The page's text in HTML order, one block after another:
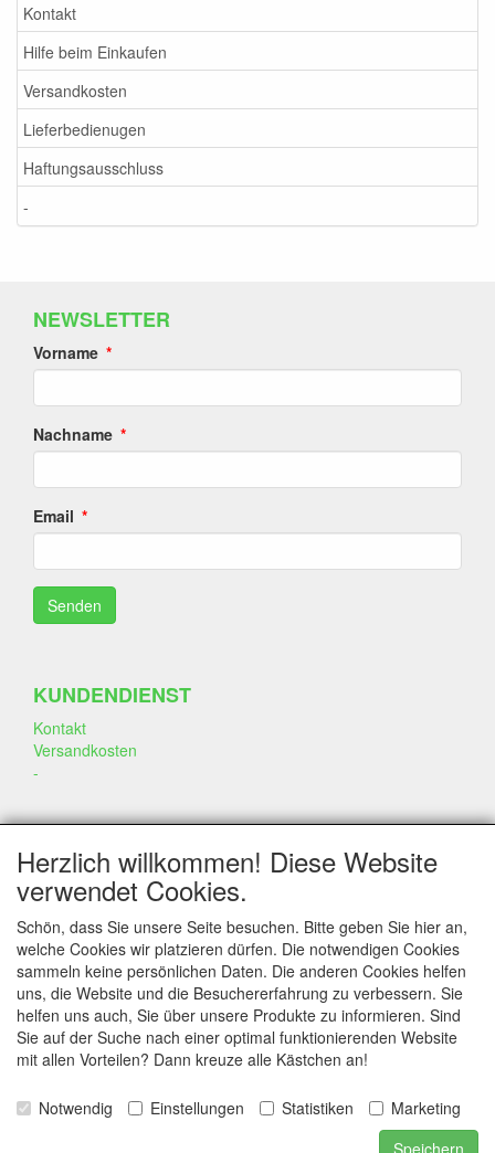
Kontakt
Hilfe beim Einkaufen
Versandkosten
Lieferbedienugen
Haftungsausschluss
-
NEWSLETTER
Vorname
Nachname
Email
KUNDENDIENST
Kontakt
Versandkosten
-
SOZIALEN MEDIEN
KONTAKT
www.annekeszoetwaren.nl
Dr. Schaepmanlaan 56
6823 AS Arnhem
E-mail: info@annekeszoetwaren.nl
Herzlich willkommen! Diese Website
verwendet Cookies.
Schön, dass Sie unsere Seite besuchen. Bitte geben Sie hier an,
welche Cookies wir platzieren dürfen. Die notwendigen Cookies
sammeln keine persönlichen Daten. Die anderen Cookies helfen
uns, die Website und die Besuchererfahrung zu verbessern. Sie
helfen uns auch, Sie über unsere Produkte zu informieren. Sind
Sie auf der Suche nach einer optimal funktionierenden Website
mit allen Vorteilen? Dann kreuze alle Kästchen an!
Notwendig Einstellungen Statistiken
Marketing
Speichern